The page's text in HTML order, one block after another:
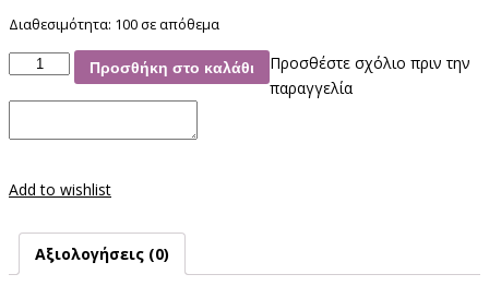
Διαθεσιμότητα: 100 σε απόθεμα
Λαδόπανο
Κορίτσι
Προσθήκη στο καλάθι
Προσθέστε σχόλιο πριν την
παραγγελία
Add to wishlist
Αξιολογήσεις (0)